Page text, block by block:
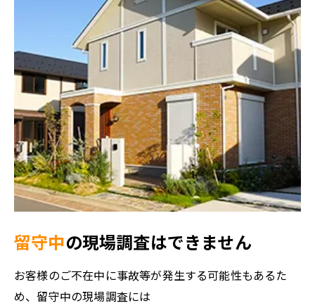
留守中の現場調査はできません
お客様のご不在中に事故等が発生する可能性もあるた
め、留守中の現場調査には